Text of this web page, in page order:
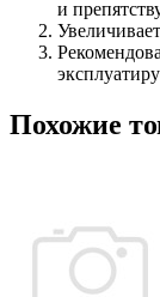
и
Похожие